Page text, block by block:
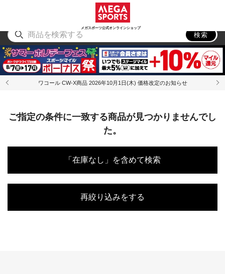
メガスポーツ公式オンラインショップ
アウトドア
検索
ワコール CW-X商品 2026年10月1日(木) 価格改定のお知らせ
ご指定の条件に一致する商品が見つかりませんでし
た。
「在庫なし」を含めて検索
再絞り込みをする